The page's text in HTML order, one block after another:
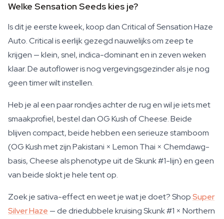
Welke Sensation Seeds kies je?
Is dit je eerste kweek, koop dan Critical of Sensation Haze
Auto. Critical is eerlijk gezegd nauwelijks om zeep te
krijgen — klein, snel, indica-dominant en in zeven weken
klaar. De autoflower is nog vergevingsgezinder als je nog
geen timer wilt instellen.
Heb je al een paar rondjes achter de rug en wil je iets met
smaakprofiel, bestel dan OG Kush of Cheese. Beide
blijven compact, beide hebben een serieuze stamboom
(OG Kush met zijn Pakistani × Lemon Thai × Chemdawg-
basis, Cheese als phenotype uit de Skunk #1-lijn) en geen
van beide slokt je hele tent op.
Zoek je sativa-effect en weet je wat je doet? ShopSuper
Silver Haze — de driedubbele kruising Skunk #1 × Northern